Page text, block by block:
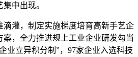
中出现。
灌，制定实施梯度培育高新手艺企
案，全力推进规上工业企业研发勾当
业立异积分制”，97家企业入选科技